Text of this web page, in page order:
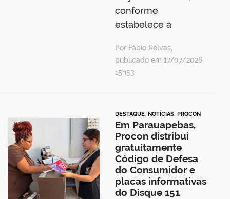
conforme
estabelece a
Por Fábio Relvas,
publicado em 17/07/2026
15h53
DESTAQUE, NOTÍCIAS, PROCON
Em Parauapebas,
Procon distribui
gratuitamente
Código de Defesa
do Consumidor e
placas informativas
do Disque 151